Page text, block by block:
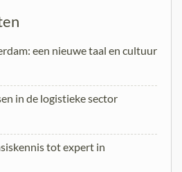
een nieuwe taal en cultuur
in de logistieke sector
tot expert in